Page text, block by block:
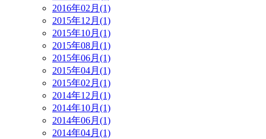
2016年02月(1)
2015年12月(1)
2015年10月(1)
2015年08月(1)
2015年06月(1)
2015年04月(1)
2015年02月(1)
2014年12月(1)
2014年10月(1)
2014年06月(1)
2014年04月(1)